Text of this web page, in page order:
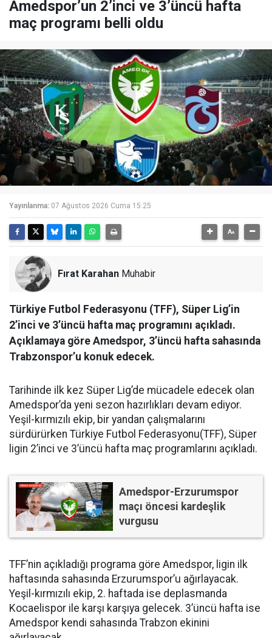
Amedspor’un 2’inci ve 3’üncü hafta
maç programı belli oldu
Yayınlanma: 07 Ağustos 2026 Cuma 15:25
Fırat Karahan Muhabir
Türkiye Futbol Federasyonu (TFF), Süper Lig’in
2’inci ve 3’üncü hafta maç programını açıkladı.
Açıklamaya göre Amedspor, 3’üncü hafta sahasında
Trabzonspor’u konuk edecek.
Tarihinde ilk kez Süper Lig’de mücadele edecek olan
Amedspor’da yeni sezon hazırlıkları devam ediyor.
Yeşil-kırmızılı ekip, bir yandan çalışmalarını
sürdürürken Türkiye Futbol Federasyonu(TFF), Süper
ligin 2’inci ve 3’üncü hafta maç programlarını açıkladı.
Amedspor-Erzurumspor
maçı öncesi kardeşlik
vurgusu
TFF’nin açıkladığı programa göre Amedspor, ligin ilk
haftasında sahasında Erzurumspor’u ağırlayacak.
Yeşil-kırmızılı ekip, 2. haftada ise deplasmanda
Kocaelispor ile karşı karşıya gelecek. 3’üncü hafta ise
Amedspor kendi sahasında Trabzon ekinini